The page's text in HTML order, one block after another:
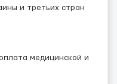
и третьих стран
медицинской и